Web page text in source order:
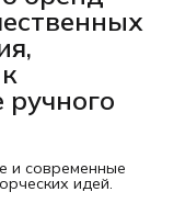
и современные
идей.